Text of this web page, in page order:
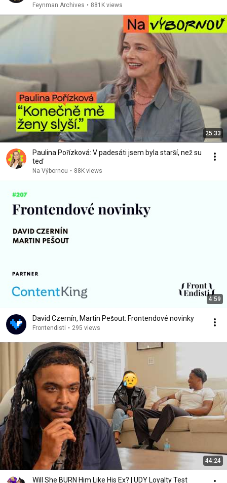
Feynman Archives • 881K views
25:33
Paulina Pořízková: V padesáti jsem byla starší, než su
teď
Na Výbornou • 88K views
4:59
David Czernín, Martin Pešout: Frontendové novinky
Frontendisti • 295 views
44:24
Will She BURN Him Like His Ex? | UDY Loyalty Test